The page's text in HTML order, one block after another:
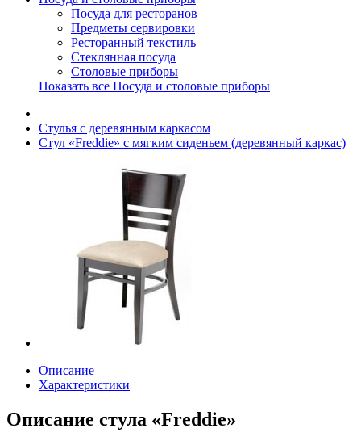
Посуда для ресторанов
Предметы сервировки
Ресторанный текстиль
Стеклянная посуда
Столовые приборы
Показать все Посуда и столовые приборы
Cтулья с деревянным каркасом
Стул «Freddie» с мягким сиденьем (деревянный каркас)
Описание
Характеристики
Описание стула «Freddie»